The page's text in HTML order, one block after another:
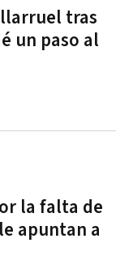
tras
un paso al
la falta de
apuntan a